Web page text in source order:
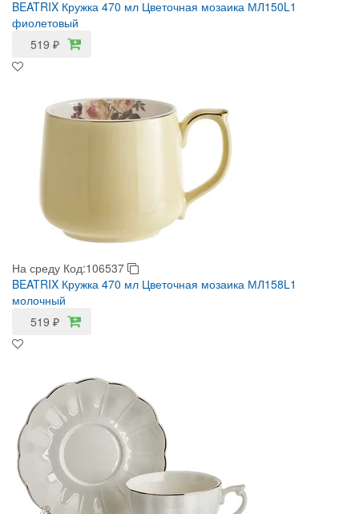
BEATRIX Кружка 470 мл Цветочная мозаика МЛ150L1
фиолетовый
519 ₽
На среду Код:106537
BEATRIX Кружка 470 мл Цветочная мозаика МЛ158L1
молочный
519 ₽